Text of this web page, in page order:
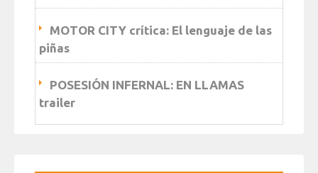
MOTOR CITY crítica: El lenguaje de las
piñas
POSESIÓN INFERNAL: EN LLAMAS
trailer